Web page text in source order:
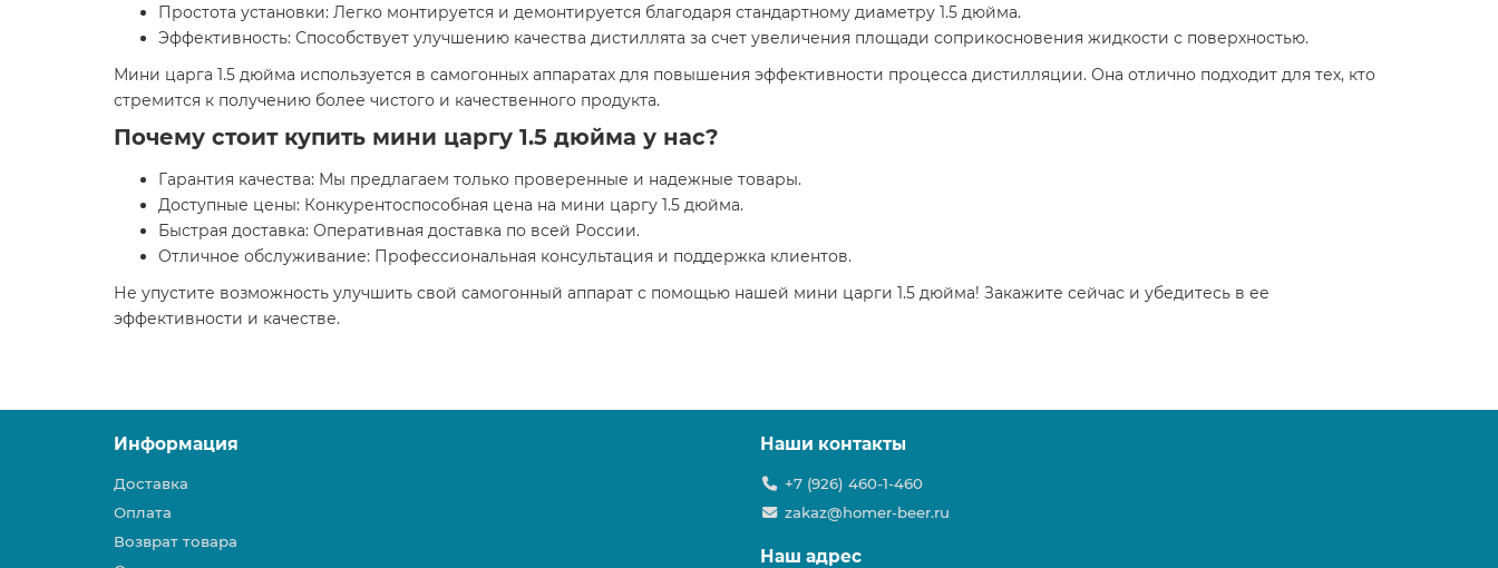
Простота установки: Легко монтируется и демонтируется благодаря стандартному диаметру 1.5 дюйма.
Эффективность: Способствует улучшению качества дистиллята за счет увеличения площади соприкосновения жидкости с поверхностью.
Мини царга 1.5 дюйма используется в самогонных аппаратах для повышения эффективности процесса дистилляции. Она отлично подходит для тех, кто
стремится к получению более чистого и качественного продукта.
Почему стоит купить мини царгу 1.5 дюйма у нас?
Гарантия качества: Мы предлагаем только проверенные и надежные товары.
Доступные цены: Конкурентоспособная цена на мини царгу 1.5 дюйма.
Быстрая доставка: Оперативная доставка по всей России.
Отличное обслуживание: Профессиональная консультация и поддержка клиентов.
Не упустите возможность улучшить свой самогонный аппарат с помощью нашей мини царги 1.5 дюйма! Закажите сейчас и убедитесь в ее
эффективности и качестве.
Информация
Доставка
Оплата
Возврат товара
Наши контакты
+7 (926) 460-1-460
zakaz@homer-beer.ru
Наш адрес